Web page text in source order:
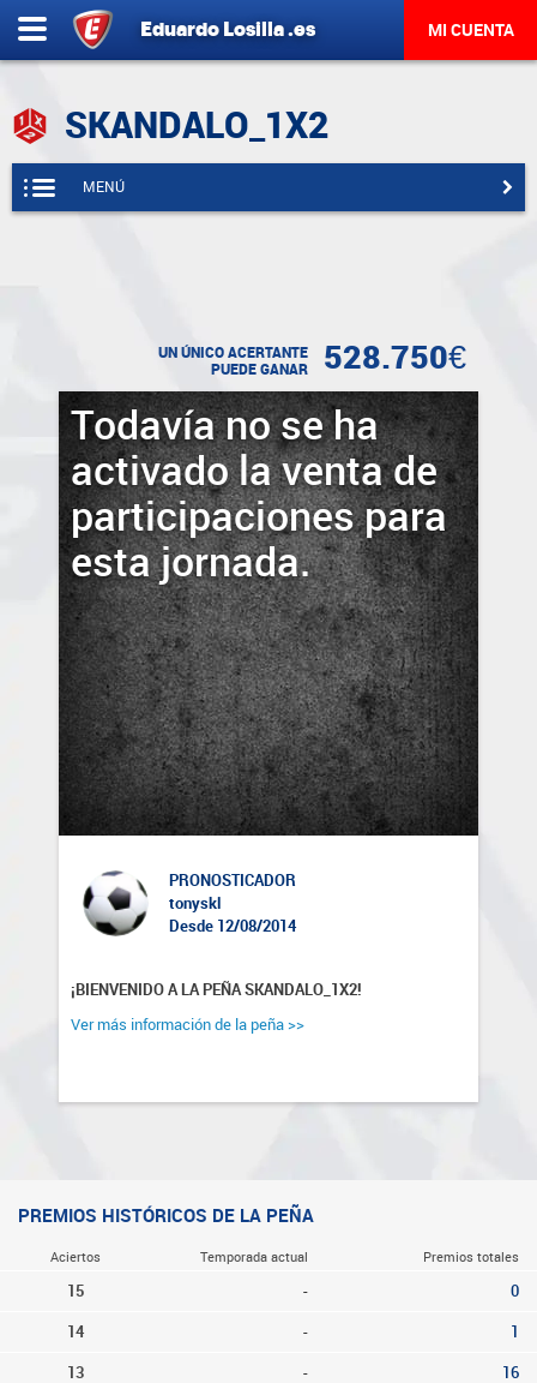
Eduardo Losilla.es MI CUENTA
SKANDALO_1X2
MENÚ
UN ÚNICO ACERTANTE
PUEDE GANAR
528.750€
Todavía no se ha
activado la venta de
participaciones para
esta jornada.
PRONOSTICADOR
tonyskl
Desde 12/08/2014
¡BIENVENIDO A LA PEÑA SKANDALO_1X2!
Ver más información de la peña >>
PREMIOS HISTÓRICOS DE LA PEÑA
Aciertos Temporada actual Premios totales
15 - 0
14 - 1
13 - 16